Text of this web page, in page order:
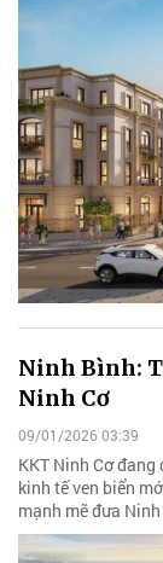
Ninh Bình:
Ninh Cơ
09/01/2026 03:39
KKT Ninh Cơ
kinh tế ven biển
mạnh mẽ đưa